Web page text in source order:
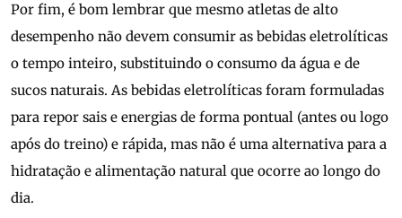
Por fim, é bom lembrar que mesmo atletas de alto
desempenho não devem consumir as bebidas eletrolíticas
o tempo inteiro, substituindo o consumo da água e de
sucos naturais. As bebidas eletrolíticas foram formuladas
para repor sais e energias de forma pontual (antes ou logo
após do treino) e rápida, mas não é uma alternativa para a
hidratação e alimentação natural que ocorre ao longo do
dia.